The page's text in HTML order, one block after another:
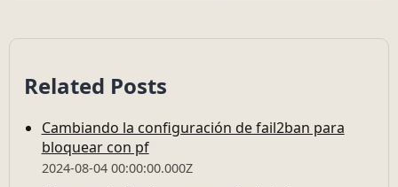
Related Posts
Cambiando la configuración de fail2ban para
bloquear con pf
2024-08-04 00:00:00.000Z